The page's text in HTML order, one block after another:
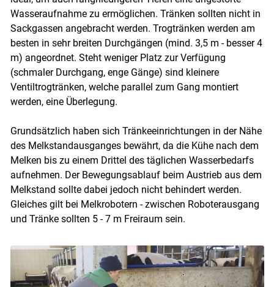
Wasseraufnahme zu ermöglichen. Tränken sollten nicht in
Sackgassen angebracht werden. Trogtränken werden am
besten in sehr breiten Durchgängen (mind. 3,5 m - besser 4
m) angeordnet. Steht weniger Platz zur Verfügung
(schmaler Durchgang, enge Gänge) sind kleinere
Ventiltrogtränken, welche parallel zum Gang montiert
werden, eine Überlegung.
Grundsätzlich haben sich Tränkeeinrichtungen in der Nähe
des Melkstandausganges bewährt, da die Kühe nach dem
Melken bis zu einem Drittel des täglichen Wasserbedarfs
aufnehmen. Der Bewegungsablauf beim Austrieb aus dem
Melkstand sollte dabei jedoch nicht behindert werden.
Gleiches gilt bei Melkrobotern - zwischen Roboterausgang
und Tränke sollten 5 - 7 m Freiraum sein.